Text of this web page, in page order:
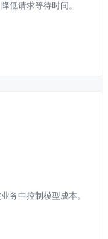
低请求等待时间。
务中控制模型成本。